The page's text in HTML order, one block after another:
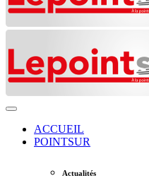
ACCUEIL
POINTSUR
Actualités